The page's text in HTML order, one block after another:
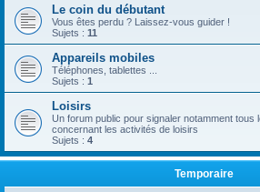
Le coin du débutant
Vous êtes perdu ? Laissez-vous guider !
Sujets : 11
Appareils mobiles
Téléphones, tablettes ...
Sujets : 1
Loisirs
Un forum public pour signaler notamment tous
concernant les activités de loisirs
Sujets : 4
Temporaire